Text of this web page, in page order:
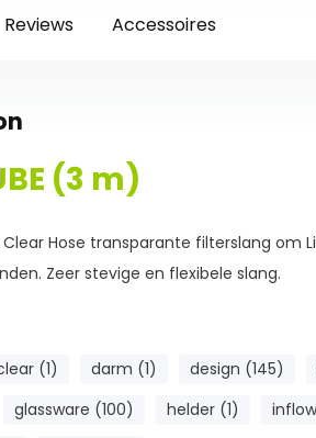
Reviews Accessoires
(3 m)
Clear Hose transparante filterslang om
Zeer stevige en flexibele slang.
(1) darm (1) design (145)
glassware (100) helder (1)